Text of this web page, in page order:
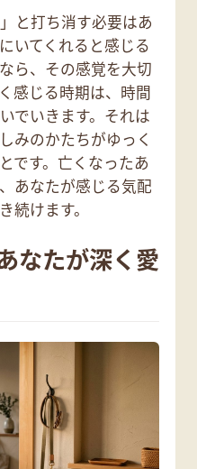
と打ち消す必要はあ
いてくれると感じる
ら、その感覚を大切
感じる時期は、時間
でいきます。それは
みのかたちがゆっく
です。亡くなったあ
あなたが感じる気配
続けます。
なたが深く愛